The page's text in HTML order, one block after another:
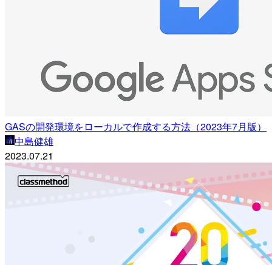
GASの開発環境をローカルで作成する方法（2023年7月版）
中島健雄
2023.07.21